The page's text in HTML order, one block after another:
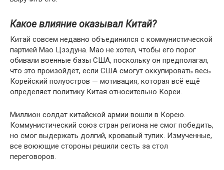
Какое влияние оказывал Китай?
Китай совсем недавно объединился с коммунистической
партией Мао Цзэдуна. Мао не хотел, чтобы его порог
обивали военные базы США, поскольку он предполагал,
что это произойдёт, если США смогут оккупировать весь
Корейский полуостров — мотивация, которая всё ещё
определяет политику Китая относительно Кореи.
Миллион солдат китайской армии вошли в Корею.
Коммунистический союз стран региона не смог победить,
но смог выдержать долгий, кровавый тупик. Измученные,
все воюющие стороны решили сесть за стол
переговоров.